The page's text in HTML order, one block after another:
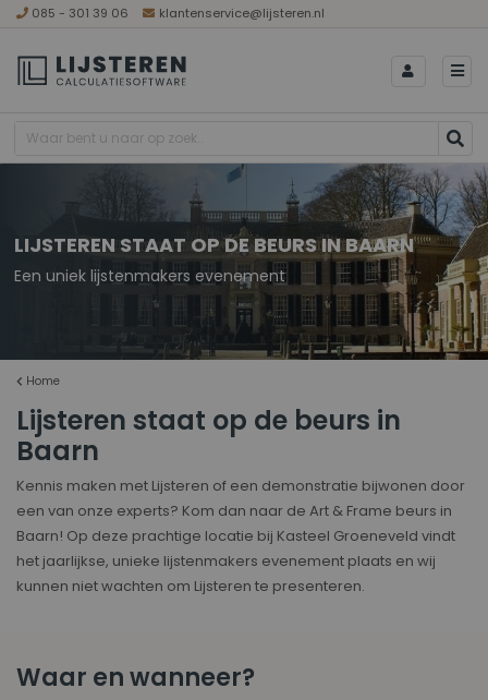
085 - 301 39 06 klantenservice@lijsteren.nl
LIJSTEREN STAAT OP DE BEURS IN BAARN
Een uniek lijstenmakers evenement
Home
Lijsteren staat op de beurs in
Baarn
Kennis maken met Lijsteren of een demonstratie bijwonen door
een van onze experts? Kom dan naar de Art & Frame beurs in
Baarn! Op deze prachtige locatie bij Kasteel Groeneveld vindt
het jaarlijkse, unieke lijstenmakers evenement plaats en wij
kunnen niet wachten om Lijsteren te presenteren.
Waar en wanneer?